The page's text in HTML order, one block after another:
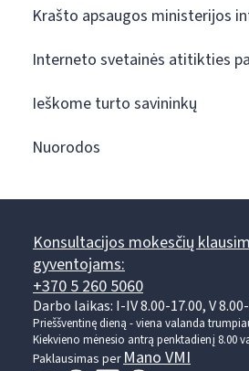
Krašto apsaugos ministerijos
Interneto svetainės atitikties
Ieškome turto savininkų
Nuorodos
Konsultacijos mokesčių
gyventojams:
+370 5 260 5060
Darbo laikas: I-IV 8.00-17.00, V
Prieššventinę dieną - viena valanda
Kiekvieno mėnesio antrą penktadienį 8.00
Paklausimas per Mano VMI